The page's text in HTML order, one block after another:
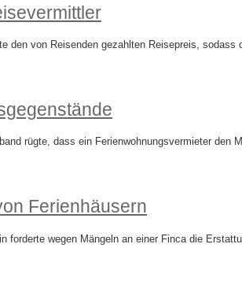
von Reisenden gezahlten Reisepreis,
rügte, dass ein Ferienwohnungsvermieter den
Ferienhäusern
wegen Mängeln an einer Finca die